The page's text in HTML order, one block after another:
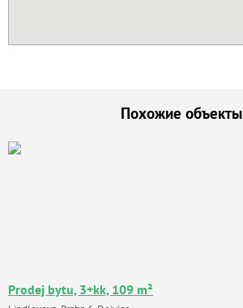
Похожие объекты
Prodej bytu, 3+kk, 109 m²